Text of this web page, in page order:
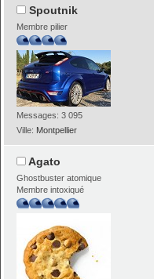
Spoutnik
Membre pilier
Messages: 3 095
Ville: Montpellier
Agato
Ghostbuster atomique
Membre intoxiqué